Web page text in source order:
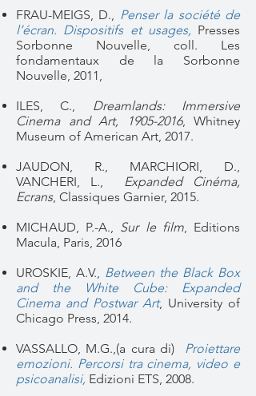
FRAU-MEIGS, D., Penser la société de
l’écran. Dispositifs et usages, Presses
Sorbonne Nouvelle, coll. Les
fondamentaux de la Sorbonne
Nouvelle, 2011,
ILES, C., Dreamlands: Immersive
Cinema and Art, 1905-2016, Whitney
Museum of American Art, 2017.
JAUDON, R., MARCHIORI, D.,
VANCHERI, L., Expanded Cinéma,
Ecrans, Classiques Garnier, 2015.
MICHAUD, P.-A., Sur le film, Editions
Macula, Paris, 2016
UROSKIE, A.V., Between the Black Box
and the White Cube: Expanded
Cinema and Postwar Art, University of
Chicago Press, 2014.
VASSALLO, M.G.,(a cura di) Proiettare
emozioni. Percorsi tra cinema, video e
psicoanalisi, Edizioni ETS, 2008.